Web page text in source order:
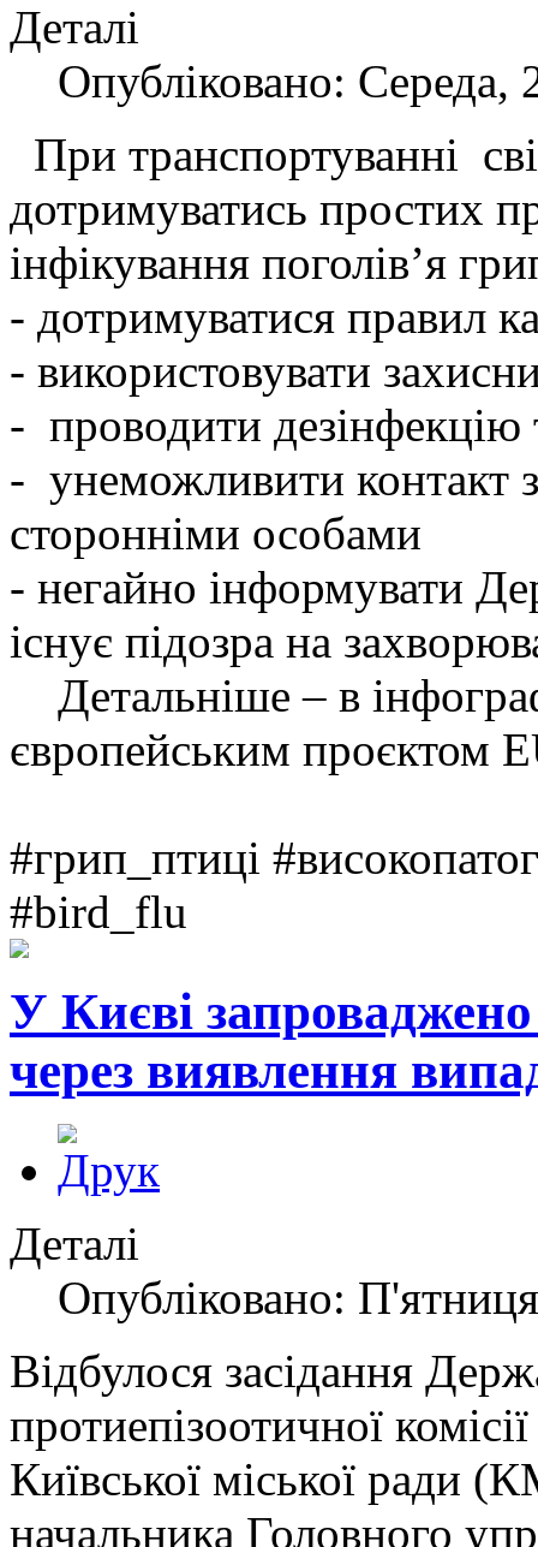
Деталі
Опубліковано:
При транспортуванні
дотримуватись простих
інфікування поголів’я
- дотримуватися правил
- використовувати
- проводити дезінфекцію
- унеможливити контакт
сторонніми особами
- негайно інформувати
існує підозра на
Детальніше – в
європейським проєктом
#грип_птиці
#bird_flu
У Києві
через виявлення
Деталі
Опубліковано:
Відбулося засідання
протиепізоотичної
Київської міської ради
начальника Головного